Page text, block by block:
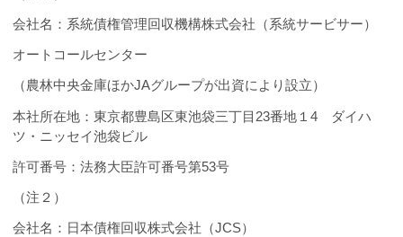
会社名：系統債権管理回収機構株式会社（系統サービサー）
オートコールセンター
（農林中央金庫ほかJAグループが出資により設立）
本社所在地：東京都豊島区東池袋三丁目 23番地１4 ダイハ
ツ・ニッセイ池袋ビル
許可番号：法務大臣許可番号第53号
（注２）
会社名：日本債権回収株式会社（JCS）